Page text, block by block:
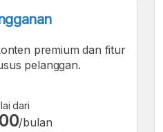
premium dan fitur
pelanggan.
dari
/bulan